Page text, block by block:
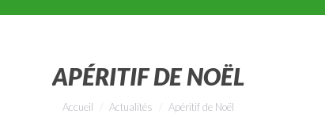
APÉRITIF DE NOËL
Vous êtes ici :
Accueil Actualités Apéritif de Noël